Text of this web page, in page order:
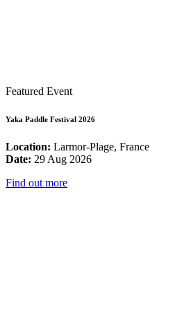
Featured Event
Yaka Paddle Festival 2026
Location: Larmor-Plage, France
Date: 29 Aug 2026
Find out more